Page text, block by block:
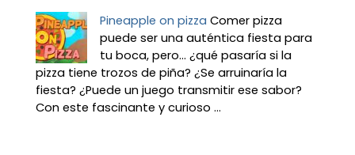
Pineapple on pizza Comer pizza
puede ser una auténtica fiesta para
tu boca, pero... ¿qué pasaría si la
pizza tiene trozos de piña? ¿Se arruinaría la
fiesta? ¿Puede un juego transmitir ese sabor?
Con este fascinante y curioso ...